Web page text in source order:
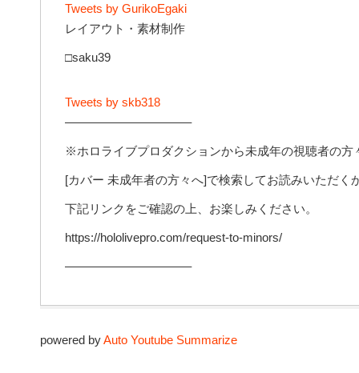
Tweets by GurikoEgaki
レイアウト・素材制作
□saku39
Tweets by skb318
——————————–
※ホロライブプロダクションから未成年の視聴者の方
[カバー 未成年者の方々へ]で検索してお読みいただく
下記リンクをご確認の上、お楽しみください。
https://hololivepro.com/request-to-minors/
——————————–
powered byAuto Youtube Summarize